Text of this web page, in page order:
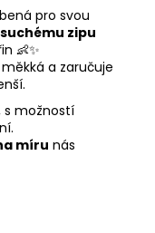
pro svou
suchému zipu
👶✨
a zaručuje
s možností
míru nás